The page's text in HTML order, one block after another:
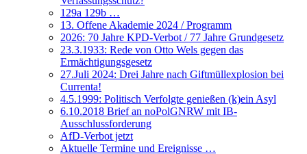
129a 129b …
13. Offene Akademie 2024 / Programm
2026: 70 Jahre KPD-Verbot / 77 Jahre Grundgesetz
23.3.1933: Rede von Otto Wels gegen das
Ermächtigungsgesetz
27.Juli 2024: Drei Jahre nach Giftmüllexplosion bei
Currenta!
4.5.1999: Politisch Verfolgte genießen (k)ein Asyl
6.10.2018 Brief an noPolGNRW mit IB-
Ausschlussforderung
AfD-Verbot jetzt
Aktuelle Termine und Ereignisse …